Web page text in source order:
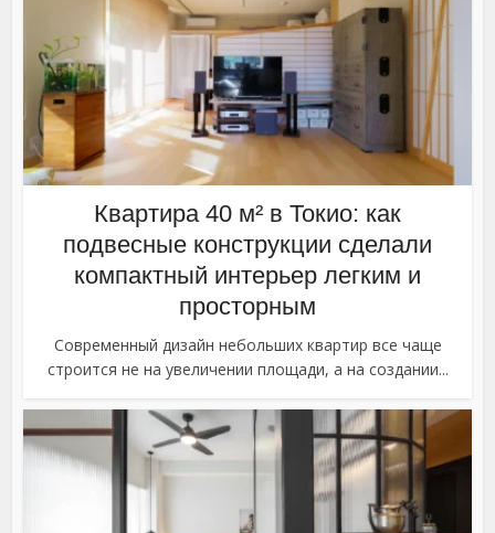
Квартира 40 м² в Токио: как
подвесные конструкции сделали
компактный интерьер легким и
просторным
Современный дизайн небольших квартир все чаще
строится не на увеличении площади, а на создании...